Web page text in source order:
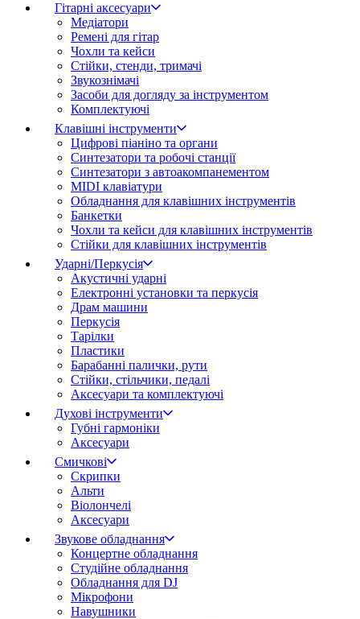
Гітарні аксесуари
Медіатори
Ремені для гітар
Чохли та кейси
Стійки, стенди, тримачі
Звукознімачі
Засоби для догляду за інструментом
Комплектуючі
Клавішні інструменти
Цифрові піаніно та органи
Синтезатори та робочі станції
Синтезатори з автоакомпанементом
MIDI клавіатури
Обладнання для клавішних інструментів
Банкетки
Чохли та кейси для клавішних інструментів
Стійки для клавішних інструментів
Ударні/Перкусія
Акустичні ударні
Електронні установки та перкусія
Драм машини
Перкусія
Тарілки
Пластики
Барабанні палички, рути
Стійки, стільчики, педалі
Аксесуари та комплектуючі
Духові інструменти
Губні гармоніки
Аксесуари
Смичкові
Скрипки
Альти
Віолончелі
Аксесуари
Звукове обладнання
Концертне обладнання
Студійне обладнання
Обладнання для DJ
Мікрофони
Навушники